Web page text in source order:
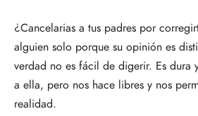
¿Cancelarias a tus padres por
alguien solo porque su opinión es
verdad no es fácil de digerir. Es dura
a ella, pero nos hace libres y nos
realidad.